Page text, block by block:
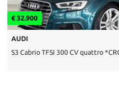
€ 32.900
AUDI
S3 Cabrio TFSI 300 CV quattro